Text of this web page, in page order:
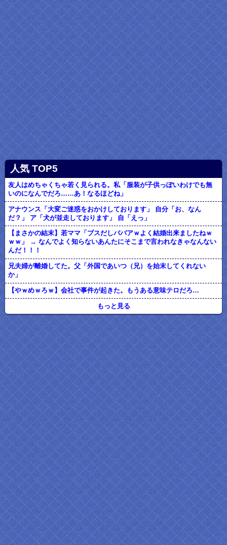
人気 TOP5
友人はめちゃくちゃ若く見られる。私「服装が子供っぽいわけでも無
いのになんでだろ……あ！なるほどね」
アナウンス「大変ご迷惑をおかけしております」 自分「お、なん
だ？」 ア「犬が並走しております」 自「えっ」
【まさかの結末】若ママ「ブスだしババアｗよく結婚出来ましたねｗ
ｗｗ」 → なんでよく知らないあんたにそこまで言われなきゃなんない
んだ！！！
兄夫婦が離婚してた。父「外国であいつ（兄）を始末してくれない
か」
【やｗめｗろｗ】会社で事件が起きた。もうある意味テロだろ…
もっと見る